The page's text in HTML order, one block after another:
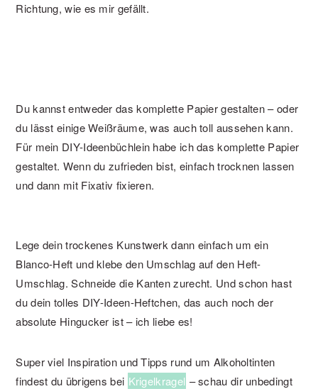
Richtung, wie es mir gefällt.
Du kannst entweder das komplette Papier gestalten – oder
du lässt einige Weißräume, was auch toll aussehen kann.
Für mein DIY-Ideenbüchlein habe ich das komplette Papier
gestaltet. Wenn du zufrieden bist, einfach trocknen lassen
und dann mit Fixativ fixieren.
Lege dein trockenes Kunstwerk dann einfach um ein
Blanco-Heft und klebe den Umschlag auf den Heft-
Umschlag. Schneide die Kanten zurecht. Und schon hast
du dein tolles DIY-Ideen-Heftchen, das auch noch der
absolute Hingucker ist – ich liebe es!
Super viel Inspiration und Tipps rund um Alkoholtinten
findest du übrigens bei Krigelkragel – schau dir unbedingt